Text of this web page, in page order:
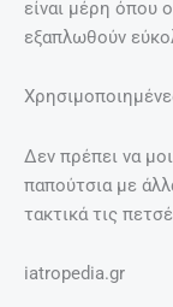
είναι μέρη όπου
εξαπλωθούν
Δεν πρέπει να
παπούτσια με
τακτικά τις
iatropedia.gr